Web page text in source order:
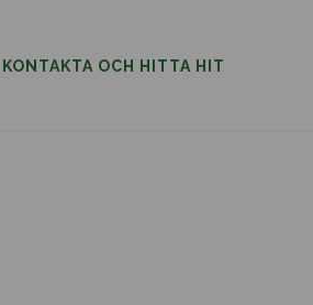
KONTAKTA OCH HITTA HIT